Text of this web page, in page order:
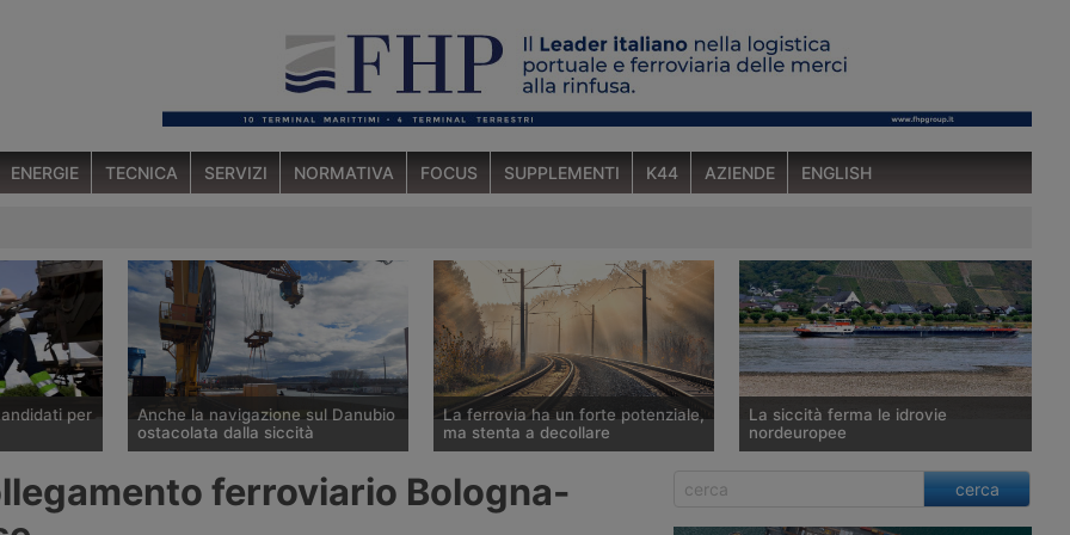
ENERGIE TECNICA SERVIZI NORMATIVA FOCUS SUPPLEMENTI K44 AZIENDE ENGLISH
per
in Rail
Anche la navigazione sul Danubio
ostacolata dalla siccità
minimi dal 1996 tra Romania,
La ferrovia ha un forte potenziale,
ma stenta a decollare
futuro del trasporto ferroviario
delle merci in Europa, stretto tra un
La siccità ferma le idrovie
nordeuropee
L’idrometro di Kaub, sul Reno, ha
ferroviario Bologna-
cerca